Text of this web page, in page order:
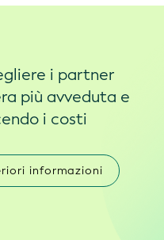
i partner
più avveduta e
i costi
informazioni